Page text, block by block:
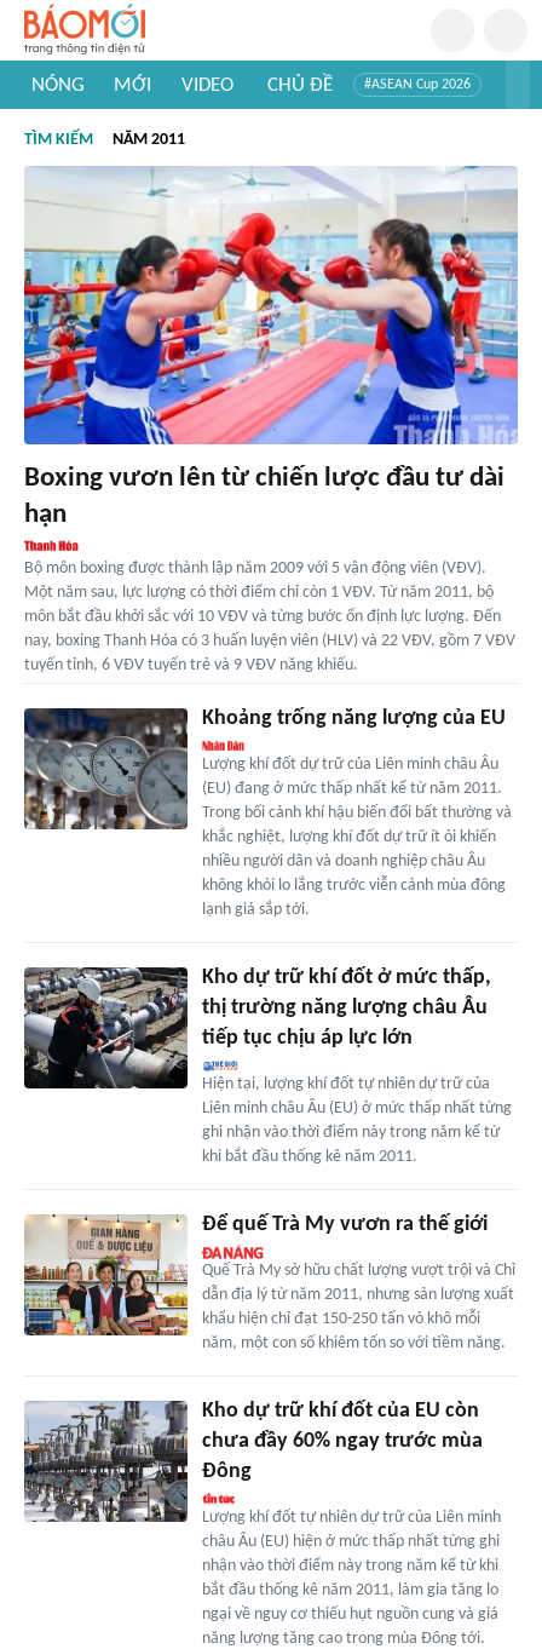
NÓNG MỚI VIDEO CHỦ ĐỀ #ASEAN Cup 2026
#Khám phá thế giới
TÌM KIẾM NĂM 2011
Boxing vươn lên từ chiến lược đầu tư dài
hạn
Bộ môn boxing được thành lập năm 2009 với 5 vận động viên (VĐV).
Một năm sau, lực lượng có thời điểm chỉ còn 1 VĐV. Từ năm 2011, bộ
môn bắt đầu khởi sắc với 10 VĐV và từng bước ổn định lực lượng. Đến
nay, boxing Thanh Hóa có 3 huấn luyện viên (HLV) và 22 VĐV, gồm 7 VĐV
tuyến tỉnh, 6 VĐV tuyến trẻ và 9 VĐV năng khiếu.
Khoảng trống năng lượng của EU
Lượng khí đốt dự trữ của Liên minh châu Âu
(EU) đang ở mức thấp nhất kể từ năm 2011.
Trong bối cảnh khí hậu biến đổi bất thường và
khắc nghiệt, lượng khí đốt dự trữ ít ỏi khiến
nhiều người dân và doanh nghiệp châu Âu
không khỏi lo lắng trước viễn cảnh mùa đông
lạnh giá sắp tới.
Kho dự trữ khí đốt ở mức thấp,
thị trường năng lượng châu Âu
tiếp tục chịu áp lực lớn
Hiện tại, lượng khí đốt tự nhiên dự trữ của
Liên minh châu Âu (EU) ở mức thấp nhất từng
ghi nhận vào thời điểm này trong năm kể từ
khi bắt đầu thống kê năm 2011.
Để quế Trà My vươn ra thế giới
Quế Trà My sở hữu chất lượng vượt trội và Chỉ
dẫn địa lý từ năm 2011, nhưng sản lượng xuất
khẩu hiện chỉ đạt 150-250 tấn vỏ khô mỗi
năm, một con số khiêm tốn so với tiềm năng.
Kho dự trữ khí đốt của EU còn
chưa đầy 60% ngay trước mùa
Đông
Lượng khí đốt tự nhiên dự trữ của Liên minh
châu Âu (EU) hiện ở mức thấp nhất từng ghi
nhận vào thời điểm này trong năm kể từ khi
bắt đầu thống kê năm 2011, làm gia tăng lo
ngại về nguy cơ thiếu hụt nguồn cung và giá
năng lượng tăng cao trong mùa Đông tới.